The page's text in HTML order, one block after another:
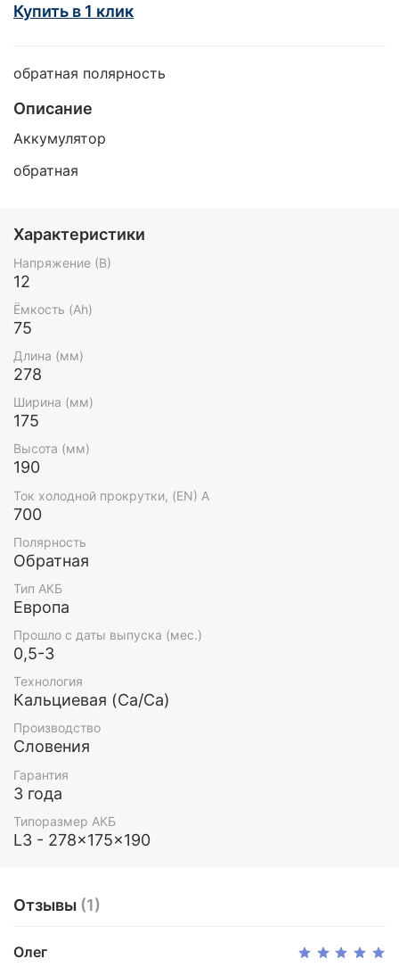
Купить в 1 клик
обратная полярность
Описание
Аккумулятор
обратная
Характеристики
Напряжение (В)
12
Ёмкость (Ah)
75
Длина (мм)
278
Ширина (мм)
175
Высота (мм)
190
Ток холодной прокрутки, (EN) А
700
Полярность
Обратная
Тип АКБ
Европа
Прошло с даты выпуска (мес.)
0,5-3
Технология
Кальциевая (Ca/Ca)
Производство
Словения
Гарантия
3 года
Типоразмер АКБ
L3 - 278x175x190
Отзывы (1)
Олег